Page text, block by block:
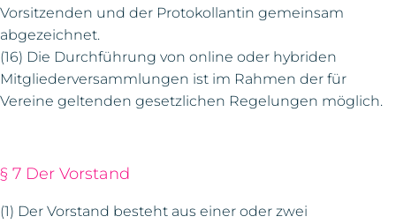
Vorsitzenden und der Protokollantin gemeinsam
abgezeichnet.
(16) Die Durchführung von online oder hybriden
Mitgliederversammlungen ist im Rahmen der für
Vereine geltenden gesetzlichen Regelungen möglich.
§ 7 Der Vorstand
(1) Der Vorstand besteht aus einer oder zwei